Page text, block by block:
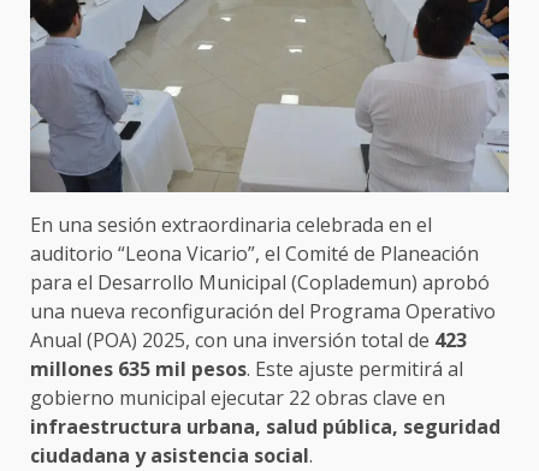
En una sesión extraordinaria celebrada en el
auditorio “Leona Vicario”, el Comité de Planeación
para el Desarrollo Municipal (Coplademun) aprobó
una nueva reconfiguración del Programa Operativo
Anual (POA) 2025, con una inversión total de 423
millones 635 mil pesos. Este ajuste permitirá al
gobierno municipal ejecutar 22 obras clave en
infraestructura urbana, salud pública, seguridad
ciudadana y asistencia social.